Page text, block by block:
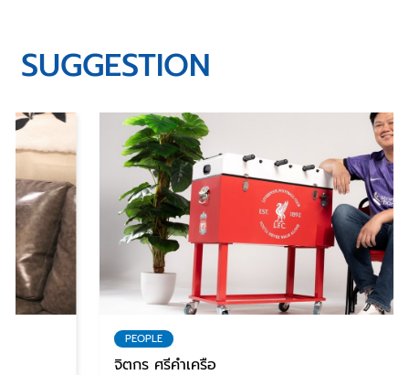
SUGGESTION
จิตกร ศรีคำเครือ